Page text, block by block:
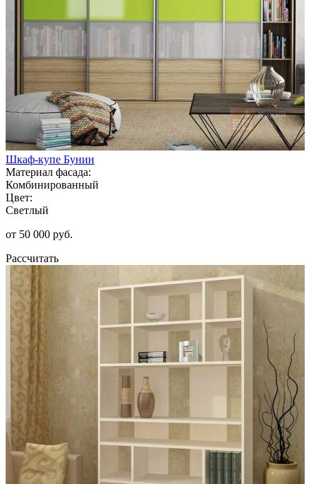
Шкаф-купе Бунин
Материал фасада:
Комбинированный
Цвет:
Светлый
от 50 000 руб.
Рассчитать